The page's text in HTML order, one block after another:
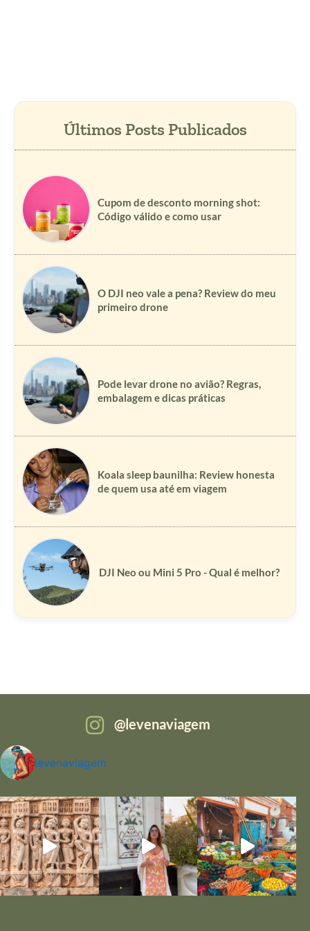
Cupom de desconto morning shot:
Código válido e como usar
O DJI neo vale a pena? Review do meu
primeiro drone
Pode levar drone no avião? Regras,
embalagem e dicas práticas
Koala sleep baunilha: Review honesta
de quem usa até em viagem
DJI Neo ou Mini 5 Pro - Qual é melhor?
levenaviagem
levenaviagem